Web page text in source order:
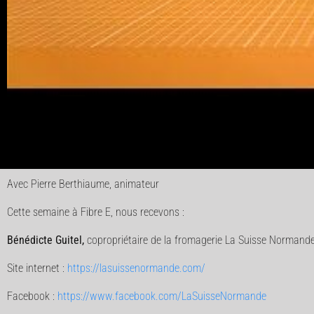
Avec Pierre Berthiaume, animateur
Cette semaine à Fibre E, nous recevons :
Bénédicte Guitel, copropriétaire de la fromagerie La Suisse
Site internet : https://lasuissenormande.com/
Facebook : https://www.facebook.com/LaSuisseNormande